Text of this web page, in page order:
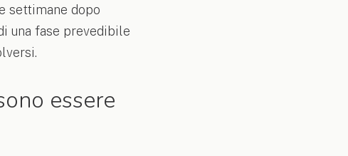
settimane dopo
una fase prevedibile
essere